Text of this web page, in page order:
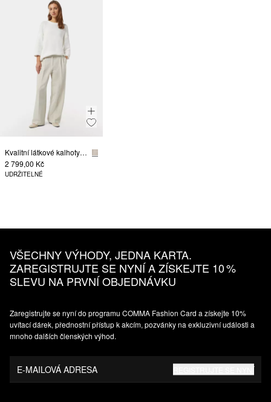
Kvalitní látkové kalhoty se širokými nohavicemi a detailem v pase
2 799,00 Kč
UDRŽITELNÉ
VŠECHNY VÝHODY, JEDNA KARTA.
ZAREGISTRUJTE SE NYNÍ A ZÍSKEJTE 10 %
SLEVU NA PRVNÍ OBJEDNÁVKU
Zaregistrujte se nyní do programu COMMA Fashion Card a získejte 10%
uvítací dárek, přednostní přístup k akcím, pozvánky na exkluzivní události a
mnoho dalších členských výhod.
E-MAILOVÁ ADRESA